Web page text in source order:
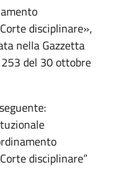
disciplinare»,
nella Gazzetta
del 30 ottobre
disciplinare”